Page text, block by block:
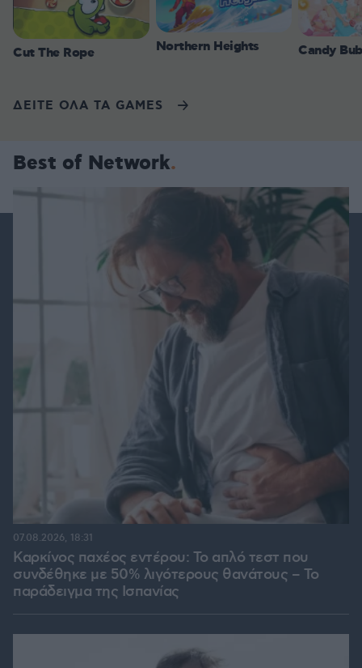
Cut The Rope Northern Heights Candy
ΔΕΙΤΕ ΟΛΑ ΤΑ GAMES
Best of Network
Καρκίνος παχέος εντέρου: Το απλό τεστ που
συνδέθηκε με 50% λιγότερους θανάτους – Το
παράδειγμα της Ισπανίας
07.08.2026, 18:31